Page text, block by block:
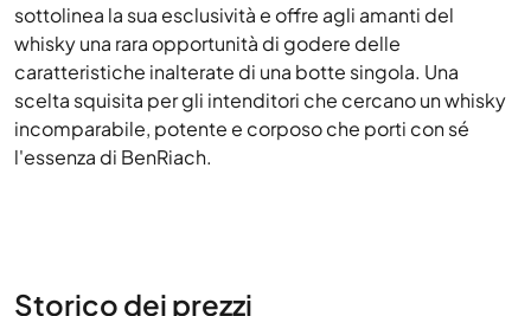
sottolinea la sua esclusività e offre agli amanti del
whisky una rara opportunità di godere delle
caratteristiche inalterate di una botte singola. Una
scelta squisita per gli intenditori che cercano un whisky
incomparabile, potente e corposo che porti con sé
l'essenza di BenRiach.
Storico dei prezzi